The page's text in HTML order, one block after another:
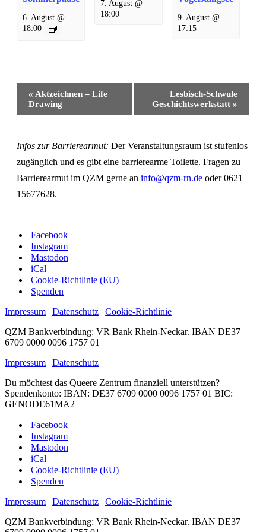
6. August @
18:00
7. August @
18:00
9. August @
17:15
Veranstaltung-
Navigation
« Aktzeichnen – Life
Drawing
Lesbisch-Schwule
Geschichtswerkstatt »
Infos zur Barrierearmut: Der Veranstaltungsraum ist stufenlos
zugänglich und es gibt eine barrierearme Toilette. Fragen zu
Barrierearmut im QZM gerne an info@qzm-rn.de oder 0621
15677628.
Facebook
Instagram
Mastodon
iCal
Cookie-Richtlinie (EU)
Spenden
Impressum | Datenschutz | Cookie-Richtlinie
QZM Bankverbindung: VR Bank Rhein-Neckar. IBAN DE37
6709 0000 0096 1757 01
Impressum | Datenschutz
Du möchtest das Queere Zentrum finanziell unterstützen?
Spendenkonto: IBAN: DE37 6709 0000 0096 1757 01 BIC:
GENODE61MA2
Facebook
Instagram
Mastodon
iCal
Cookie-Richtlinie (EU)
Spenden
Impressum | Datenschutz | Cookie-Richtlinie
QZM Bankverbindung: VR Bank Rhein-Neckar. IBAN DE37